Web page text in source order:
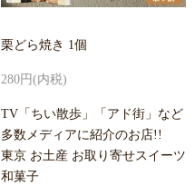
栗どら焼き 1個
280円(内税)
TV「ちい散歩」「アド街」など
多数メディアに紹介のお店!!
東京 お土産 お取り寄せスイーツ
和菓子